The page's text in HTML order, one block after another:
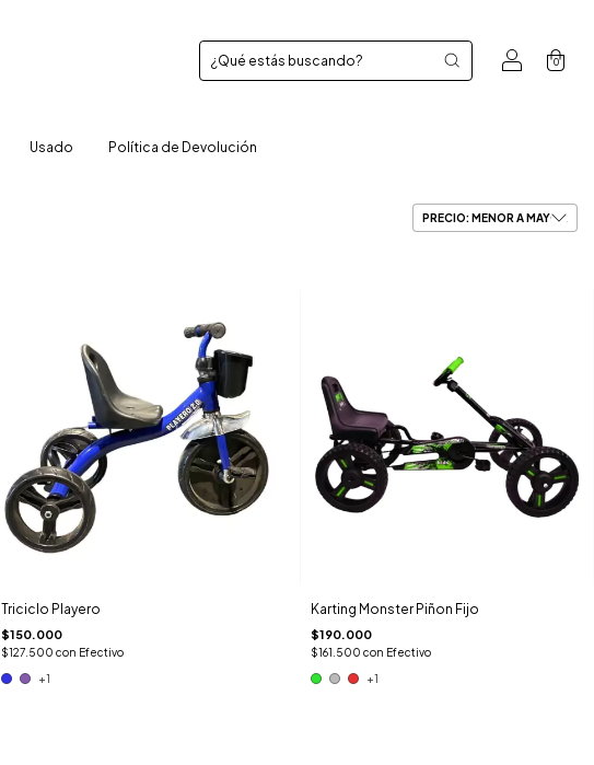
0
Usado Política de Devolución
Triciclo Playero
$150.000
$127.500 con Efectivo
+1
Karting Monster Piñon Fijo
$190.000
$161.500con Efectivo
+1